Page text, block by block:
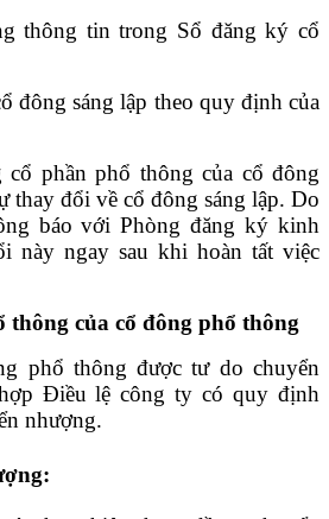
thông tin trong Sổ đăng ký cổ
đông sáng lập theo quy định của
cổ phần phổ thông của cổ đông
thay đổi về cổ đông sáng lập. Do
báo với Phòng đăng ký kinh
này ngay sau khi hoàn tất việc
của cổ đông phổ thông
phổ thông được tư do chuyển
Điều lệ công ty có quy định
nhượng.